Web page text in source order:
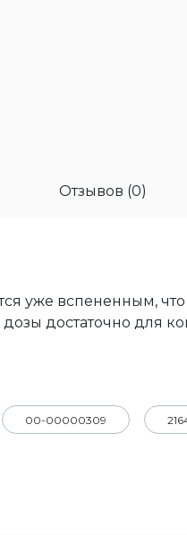
Отзывов (0)
вспененным, что
достаточно для
00-00000309